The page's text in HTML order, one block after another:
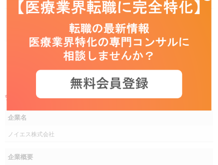
事務所・工場等屋内禁煙
WEB応募する
会社概要
企業名
ノイエス株式会社
企業概要